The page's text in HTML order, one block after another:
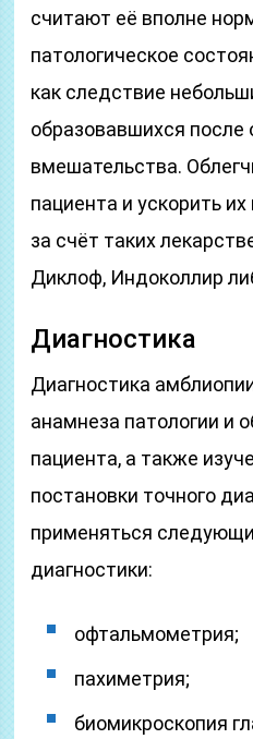
считают её вполне
патологическое
как следствие
образовавшихся после
вмешательства.
пациента и ускорить
за счёт таких
Диклоф, Индоколлир
Диагностика
Диагностика
анамнеза патологии и
пациента, а также
постановки точного
применяться
диагностики:
офтальмометрия;
пахиметрия;
биомикроскопия